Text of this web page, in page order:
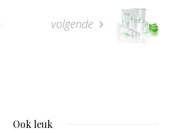
volgende
Ook leuk